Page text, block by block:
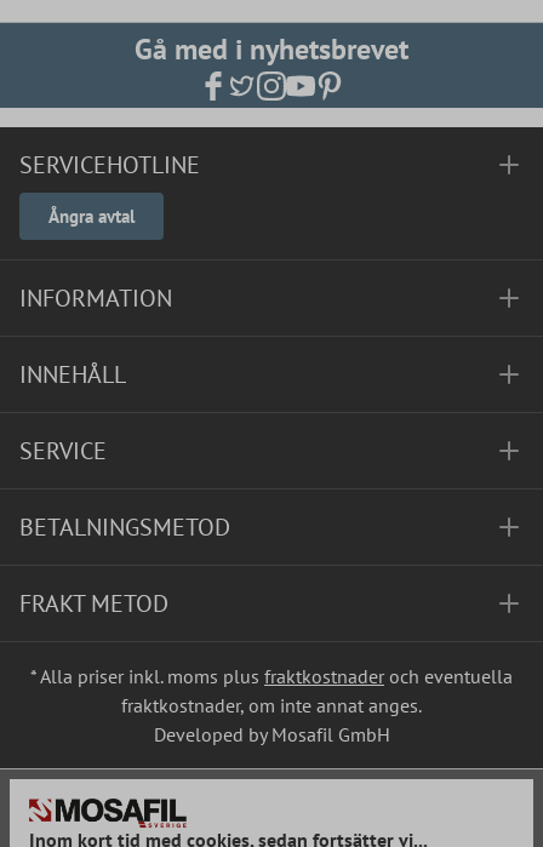
Gå med i nyhetsbrevet
SERVICEHOTLINE
Ångra avtal
INFORMATION
INNEHÅLL
SERVICE
BETALNINGSMETOD
FRAKT METOD
* Alla priser inkl. moms plus fraktkostnader och eventuella
fraktkostnader, om inte annat anges.
Developed by Mosafil GmbH
Inom kort tid med cookies, sedan fortsätter vi...